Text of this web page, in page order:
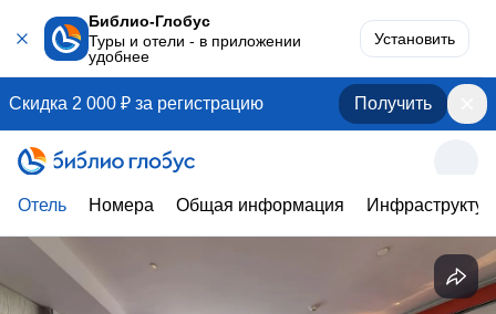
Библио-Глобус
Туры и отели - в приложении
удобнее
Установить
Скидка 2 000 ₽ за регистрацию Получить
Отель Номера Общая информация